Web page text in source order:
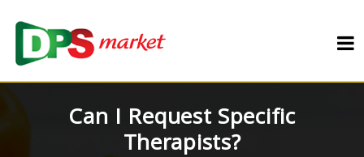
Can I Request Specific
Therapists?